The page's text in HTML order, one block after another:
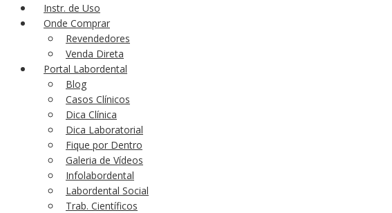
Instr. de Uso
Onde Comprar
Revendedores
Venda Direta
Portal Labordental
Blog
Casos Clínicos
Dica Clínica
Dica Laboratorial
Fique por Dentro
Galeria de Vídeos
Infolabordental
Labordental Social
Trab. Científicos